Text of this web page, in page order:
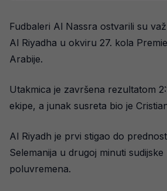
Fudbaleri Al Nassra ostvarili su
Al Riyadha u okviru 27. kola
Arabije.
Utakmica je završena rezultatom
ekipe, a junak susreta bio je
Al Riyadh je prvi stigao do
Selemanija u drugoj minuti
poluvremena.